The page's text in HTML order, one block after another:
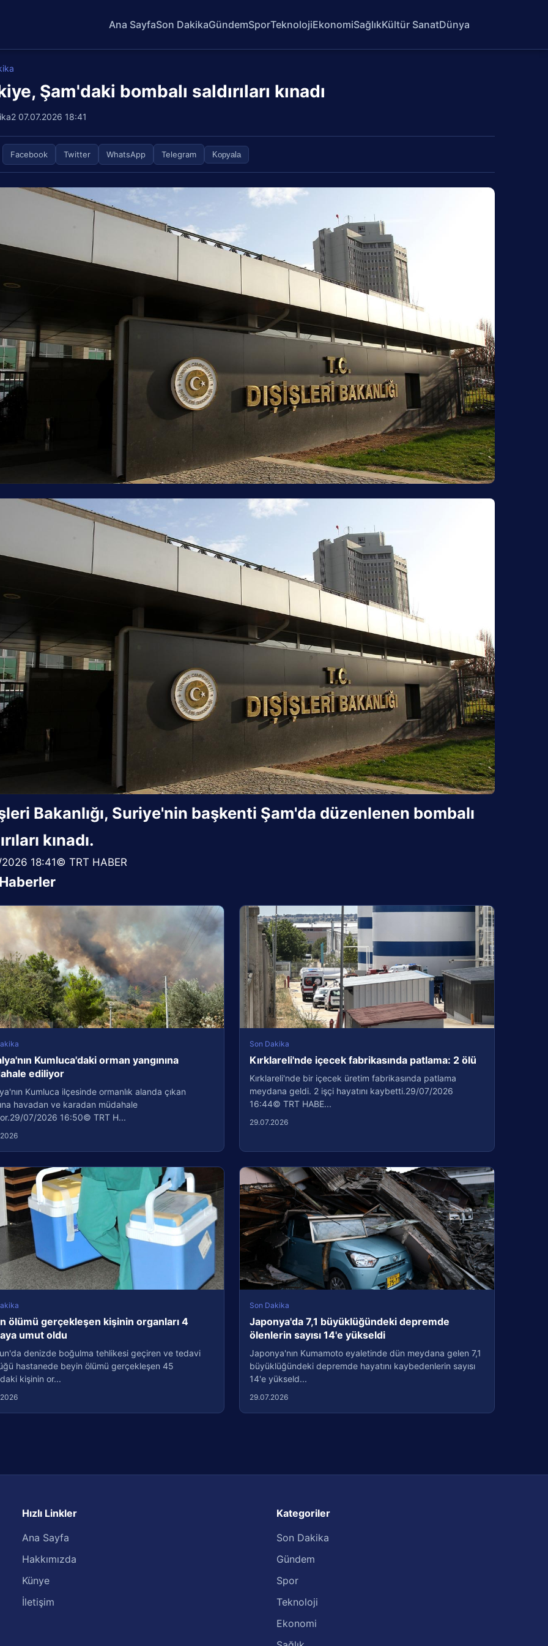
Ana SayfaSon DakikaGündemSporTeknolojiEkonomiSağlıkKültür SanatDünya
Şam'daki bombalı saldırıları kınadı
07.07.2026 18:41
Facebook Twitter WhatsApp Telegram Kopyala
Bakanlığı, Suriye'nin başkenti Şam'da düzenlenen bombalı
kınadı.
18:41© TRT HABER
Kumluca'daki orman yangınına
ediliyor
Kumluca ilçesinde ormanlık alanda çıkan
havadan ve karadan müdahale
07/2026 16:50© TRT H...
Son Dakika
Kırklareli'nde içecek fabrikasında patlama: 2 ölü
Kırklareli'nde bir içecek üretim fabrikasında patlama
meydana geldi. 2 işçi hayatını kaybetti.29/07/2026
16:44© TRT HABE...
29.07.2026
ölümü gerçekleşen kişinin organları 4
umut oldu
denizde boğulma tehlikesi geçiren ve tedavi
hastanede beyin ölümü gerçekleşen 45
kişinin or...
Son Dakika
Japonya'da 7,1 büyüklüğündeki depremde
ölenlerin sayısı 14'e yükseldi
Japonya'nın Kumamoto eyaletinde dün meydana gelen 7,1
büyüklüğündeki depremde hayatını kaybedenlerin sayısı
14'e yükseld...
29.07.2026
Hızlı Linkler
Ana Sayfa
Hakkımızda
Künye
İletişim
Kategoriler
Son Dakika
Gündem
Spor
Teknoloji
Ekonomi